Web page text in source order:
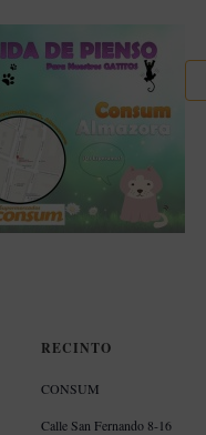
RECINTO
CONSUM
Calle San Fernando 8-16